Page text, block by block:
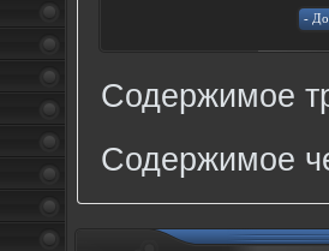
Содержимое
Содержимое